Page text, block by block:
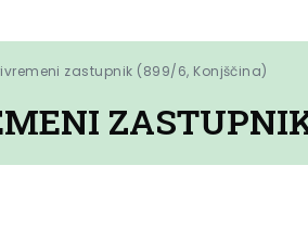
zastupnik (899/6, Konjščina)